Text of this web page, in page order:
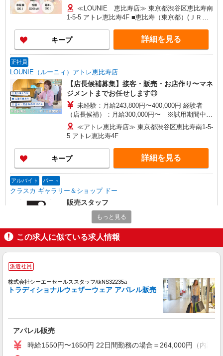
≪LOUNIE 恵比寿店≫ 東京都渋谷区恵比寿南
1-5-5 アトレ恵比寿4F ■恵比寿（東京都）(ＪＲ埼
宿ライン)東口(約1分) ■恵比寿（東京都）(ＪＲ山
手線)東口(約1分)
キープ 詳細を見る
正社員
LOUNIE（ルーニィ）アトレ恵比寿店
【店長候補募集】接客・販売・お店作り〜マネ
ジメントまでお任せします◎
未経験：月給243,800円〜400,000円 経験者
（店長候補）：月給300,000円〜 ※試用期間中は
270,000円〜 ★固定残業手当：30,800円（月給に
含む） ※経験・能力考慮 ※固定残業時間は1ヶ月
あたり20時間、超過時は追加で残業手当支給 ※月
3万円まで交通費支給 ※試用期間（2〜3ヶ月）も
同条件 【手当】固定残業手当／資格手当／店舗職
制手当／住宅手当（実家外かつ賃貸の場合のみ別
当の種類はエリアにより異なります。詳細は面接
時にお尋ねください。
≪アトレ恵比寿店≫ 東京都渋谷区恵比寿南1-5-
5 アトレ恵比寿4F
キープ 詳細を見る
アルバイト パート
クラスカ ギャラリー＆ショップ ドー
販売スタッフ
［アルバイト・パート・］時給1350円
アトレ恵比寿： 東京都渋谷区恵比寿南1-5-5
キープ 詳細を見る
契約社員
株式会社リーガル販売 東日本本部 西武百貨店渋谷店 紳士靴売場
リーガル等の店舗販売STAFF
時給1,300円〜＋交通費全額支給 ※試用期間中
もっと見る
この求人に似ている求人情報
派遣社員
株式会社シーエーセールススタッフ/tkNS32235a
トラディショナルウェザーウェア アパレル販売
アパレル販売
時給1550円〜1650円 22日間勤務の場合＝264,000円（内